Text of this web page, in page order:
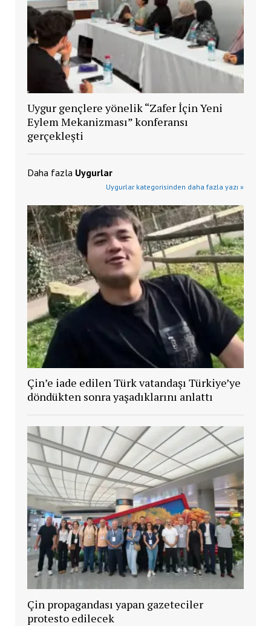
Uygur gençlere yönelik “Zafer İçin Yeni
Eylem Mekanizması” konferansı
gerçekleşti
Daha fazla Uygurlar
Uygurlar kategorisinden daha fazla yazı »
Çin’e iade edilen Türk vatandaşı Türkiye’ye
döndükten sonra yaşadıklarını anlattı
Çin propagandası yapan gazeteciler
protesto edilecek